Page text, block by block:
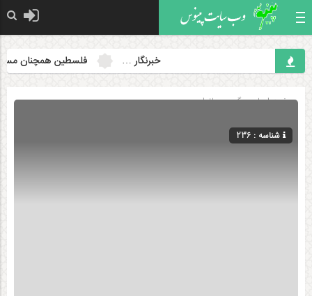
خبرنگار … فلسطین همچنان مسئله
صفحه اصلی» گروه »بانوان
شناسه : 236